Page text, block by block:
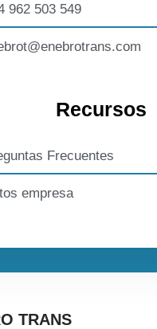
962 503 549
Recursos
Frecuentes
empresa
TRANS